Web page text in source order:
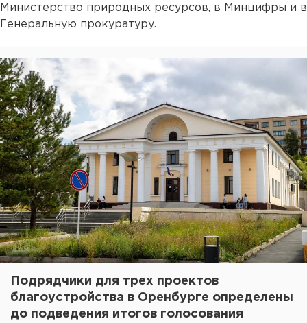
Министерство природных ресурсов, в Минцифры и в
Генеральную прокуратуру.
Подрядчики для трех проектов
благоустройства в Оренбурге определены
до подведения итогов голосования